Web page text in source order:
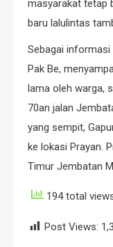
masyarakat tetap
baru lalulintas
Sebagai
Pak Be,
lama oleh warga,
70an jalan
yang sempit,
ke lokasi Prayan.
Timur Jembatan
194 total
Post Views: